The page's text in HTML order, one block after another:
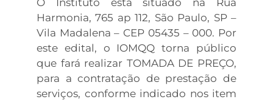
O Instituto está situado na Rua
Harmonia, 765 ap 112, São Paulo, SP –
Vila Madalena – CEP 05435 – 000. Por
este edital, o IOMQQ torna público
que fará realizar TOMADA DE PREÇO,
para a contratação de prestação de
serviços, conforme indicado nos item